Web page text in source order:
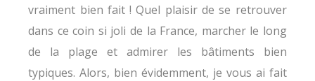
vraiment bien fait ! Quel plaisir de se retrouver
dans ce coin si joli de la France, marcher le long
de la plage et admirer les bâtiments bien
typiques. Alors, bien évidemment, je vous ai fait